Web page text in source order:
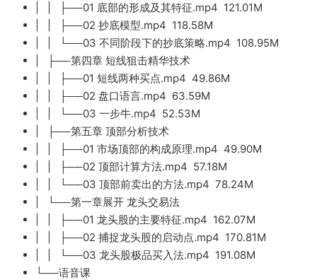
| | ├──01 底部的形成及其特征.mp4 121.01M
| | ├──02 抄底模型.mp4 118.58M
| | └──03 不同阶段下的抄底策略.mp4 108.95M
| ├──第四章 短线狙击精华技术
| | ├──01 短线两种买点.mp4 49.86M
| | ├──02 盘口语言.mp4 63.59M
| | └──03 一步牛.mp4 52.53M
| ├──第五章 顶部分析技术
| | ├──01 市场顶部的构成原理.mp4 49.90M
| | ├──02 顶部计算方法.mp4 57.18M
| | └──03 顶部前卖出的方法.mp4 78.24M
| └──第一章展开 龙头交易法
| | ├──01 龙头股的主要特征.mp4 162.07M
| | ├──02 捕捉龙头股的启动点.mp4 170.81M
| | └──03 龙头股极品买入法.mp4 191.08M
└──语音课